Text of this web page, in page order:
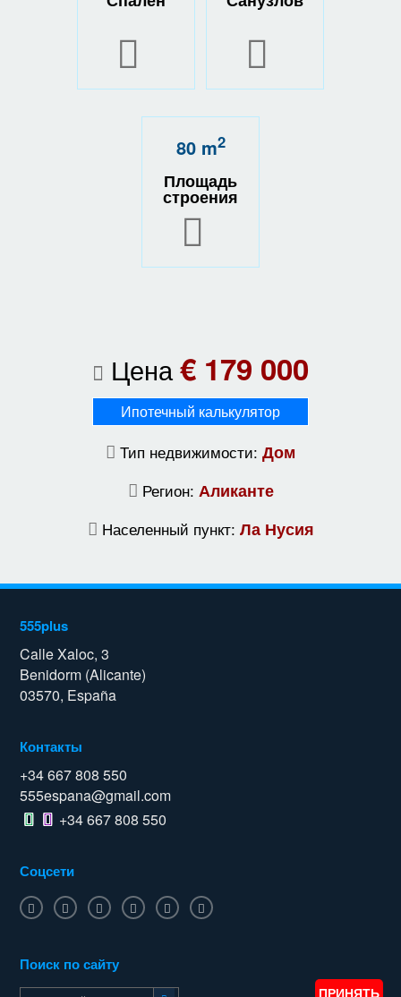
80 m2
Площадь
строения
Цена€ 179 000
Ипотечный калькулятор
Тип недвижимости: Дом
Регион: Аликанте
Населенный пункт: Ла Нусия
555plus
Calle Xaloc, 3
Benidorm (Alicante)
03570, España
Контакты
+34 667 808 550
555espana@gmail.com
+34 667 808 550
Соцсети
Поиск по сайту